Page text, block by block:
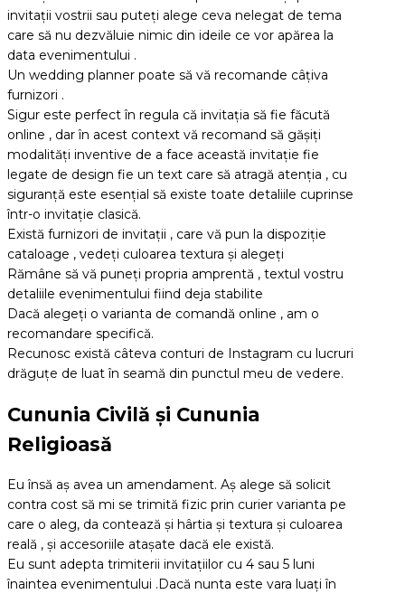
invitații vostrii sau puteți alege ceva nelegat de tema
care să nu dezvăluie nimic din ideile ce vor apărea la
data evenimentului .
Un wedding planner poate să vă recomande câțiva
furnizori .
Sigur este perfect în regula că invitația să fie făcută
online , dar în acest context vă recomand să gășiți
modalități inventive de a face această invitație fie
legate de design fie un text care să atragă atenția , cu
siguranță este esențial să existe toate detaliile cuprinse
într-o invitație clasică.
Există furnizori de invitații , care vă pun la dispoziție
cataloage , vedeți culoarea textura și alegeți
Rămâne să vă puneți propria amprentă , textul vostru
detaliile evenimentului fiind deja stabilite
Dacă alegeți o varianta de comandă online , am o
recomandare specifică.
Recunosc există câteva conturi de Instagram cu lucruri
drăguțe de luat în seamă din punctul meu de vedere.
Cununia Civilă și Cununia
Religioasă
Eu însă aș avea un amendament. Aș alege să solicit
contra cost să mi se trimită fizic prin curier varianta pe
care o aleg, da contează și hârtia și textura și culoarea
reală , și accesoriile atașate dacă ele există.
Eu sunt adepta trimiterii invitațiilor cu 4 sau 5 luni
înaintea evenimentului .Dacă nunta este vara luați în